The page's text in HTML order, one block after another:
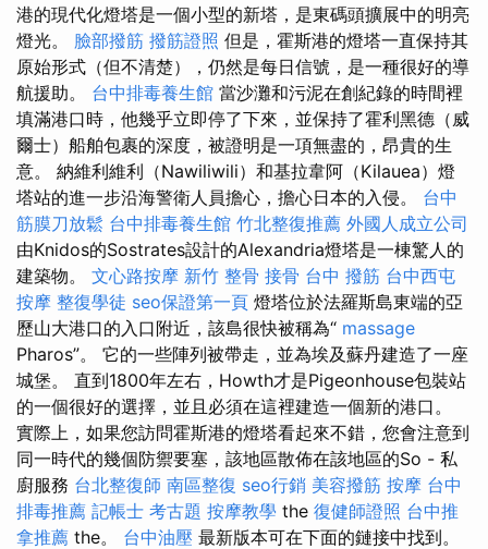
港的現代化燈塔是一個小型的新塔，是東碼頭擴展中的明亮
燈光。 臉部撥筋 撥筋證照 但是，霍斯港的燈塔一直保持其
原始形式（但不清楚），仍然是每日信號，是一種很好的導
航援助。 台中排毒養生館 當沙灘和污泥在創紀錄的時間裡
填滿港口時，他幾乎立即停了下來，並保持了霍利黑德（威
爾士）船舶包裹的深度，被證明是一項無盡的，昂貴的生
意。 納維利維利（Nawiliwili）和基拉韋阿（Kilauea）燈
塔站的進一步沿海警衛人員擔心，擔心日本的入侵。 台中
筋膜刀放鬆 台中排毒養生館 竹北整復推薦 外國人成立公司
由Knidos的Sostrates設計的Alexandria燈塔是一棟驚人的
建築物。 文心路按摩 新竹 整骨 接骨 台中 撥筋 台中西屯
按摩 整復學徒 seo保證第一頁 燈塔位於法羅斯島東端的亞
歷山大港口的入口附近，該島很快被稱為“ massage
Pharos”。 它的一些陣列被帶走，並為埃及蘇丹建造了一座
城堡。 直到1800年左右，Howth才是Pigeonhouse包裝站
的一個很好的選擇，並且必須在這裡建造一個新的港口。
實際上，如果您訪問霍斯港的燈塔看起來不錯，您會注意到
同一時代的幾個防禦要塞，該地區散佈在該地區的So - 私
廚服務 台北整復師 南區整復 seo行銷 美容撥筋 按摩 台中
排毒推薦 記帳士 考古題 按摩教學 the 復健師證照 台中推
拿推薦 the。 台中油壓 最新版本可在下面的鏈接中找到。